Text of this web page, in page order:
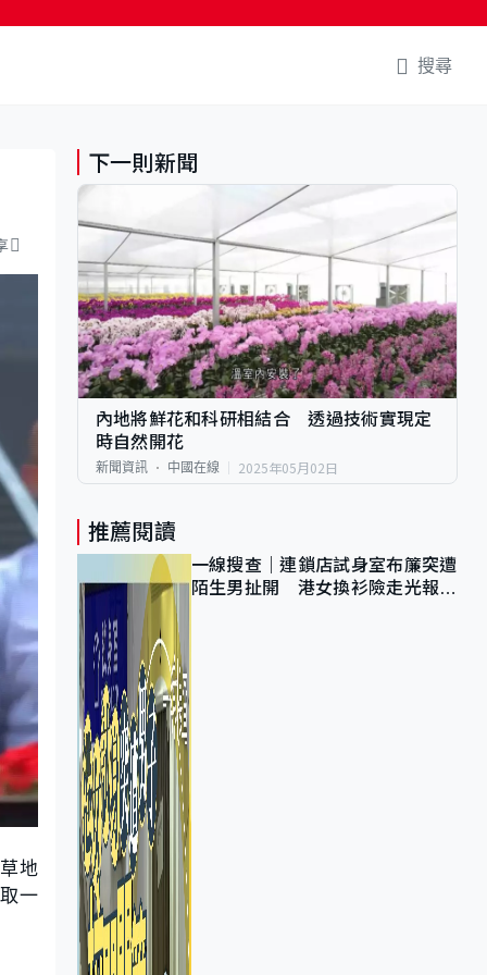
搜尋
地
一
下一則新聞
內地將鮮花和科研相結合 透過技術實現定
時自然開花
新聞資訊 中國在線 2025年05月02日
推薦閱讀
一線搜查｜連鎖店試身室布簾突遭
陌生男扯開 港女換衫險走光報